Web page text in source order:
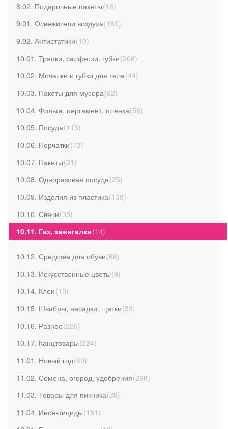
8.02. Подарочные пакеты(18)
9.01. Освежители воздуха(169)
9.02. Антистатики(10)
10.01. Тряпки, салфетки, губки(206)
10.02. Мочалки и губки для тела(44)
10.03. Пакеты для мусора(62)
10.04. Фольга, пергамент, пленка(56)
10.05. Посуда(113)
10.06. Перчатки(73)
10.07. Пакеты(21 )
10.08. Одноразовая посуда(25)
10.09. Изделия из пластика(138)
10.10. Свечи(35)
10.11. Газ, зажигалки(14)
10.12. Средства для обуви(68)
10.13. Искусственные цветы(9)
10.14. Клеи(10)
10.15. Швабры, насадки, щетки(39)
10.16. Разное(226)
10.17. Канцтовары(224)
11.01. Новый год(60)
11.02. Семена, огород, удобрения(268)
11.03. Товары для пикника(28)
11.04. Инсектициды(181 )